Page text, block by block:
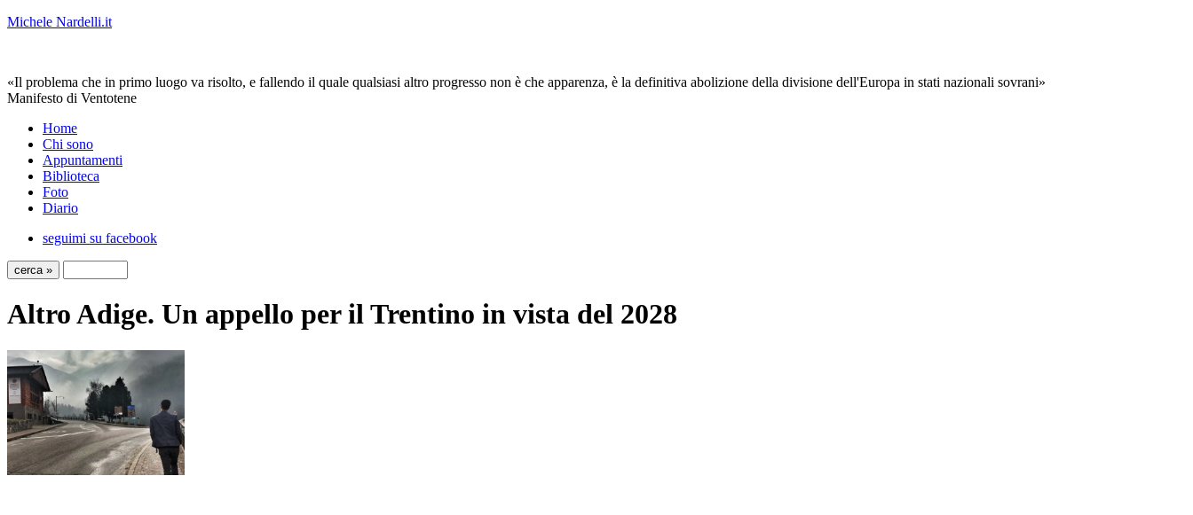
Michele Nardelli.it
«Il problema che in primo luogo va risolto, e fallendo il quale qualsiasi altro progresso non è che apparenza, è la definitiva abolizione della divisione dell'Europa in stati nazionali sovrani»
Manifesto di Ventotene
Home
Chi sono
Appuntamenti
Biblioteca
Foto
Diario
seguimi su facebook
Altro Adige. Un appello per il Trentino in vista del 2028